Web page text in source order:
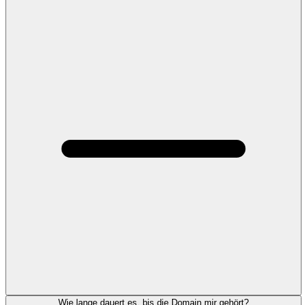
Wie lange dauert es, bis die Domain mir gehört?